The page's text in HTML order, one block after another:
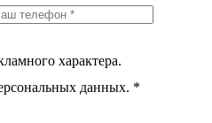
характера.
данных. *